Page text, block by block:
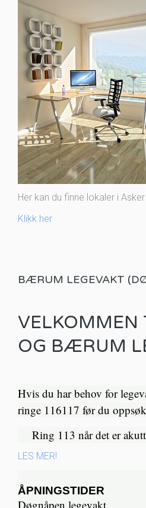
Her kan du finne lokaler i
Klikk her
BÆRUM LEGEVAKT
VELKOMMEN
OG BÆRUM
Hvis du har behov for
ringe 116117 før du
Ring 113 når det er
LES MER!
ÅPNINGSTIDER
Døgnåpen legevakt